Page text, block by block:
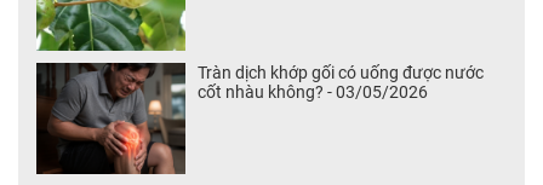
Tràn dịch khớp gối có uống được nước
cốt nhàu không? - 03/05/2026